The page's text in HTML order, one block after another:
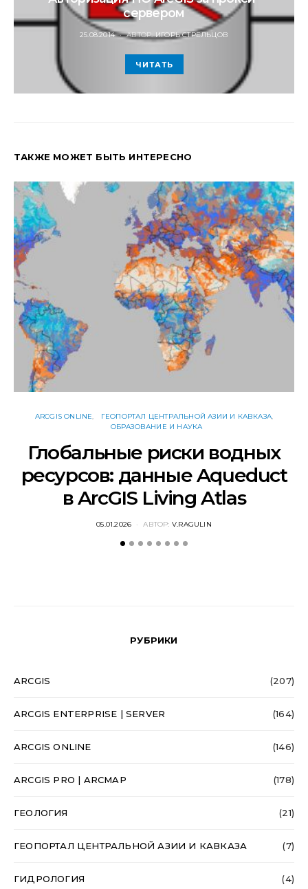
сервером
POSTED
25.08.2014 АВТОР: ИГОРЬ СТРЕЛЬЦОВ
ЧИТАТЬ
ТАКЖЕ МОЖЕТ БЫТЬ ИНТЕРЕСНО
ARCGIS ONLINE
ГЕОПОРТАЛ ЦЕНТРАЛЬНОЙ АЗИИ И КАВКАЗА
ОБРАЗОВАНИЕ И НАУКА
Глобальные риски водных
ресурсов: данные Aqueduct
в ArcGIS Living Atlas
POSTED
05.01.2026 АВТОР: V.RAGULIN
РУБРИКИ
ARCGIS (207)
ARCGIS ENTERPRISE | SERVER (164)
ARCGIS ONLINE (146)
ARCGIS PRO | ARCMAP (178)
ГЕОЛОГИЯ (21)
ГЕОПОРТАЛ ЦЕНТРАЛЬНОЙ АЗИИ И КАВКАЗА (7)
ГИДРОЛОГИЯ (4)